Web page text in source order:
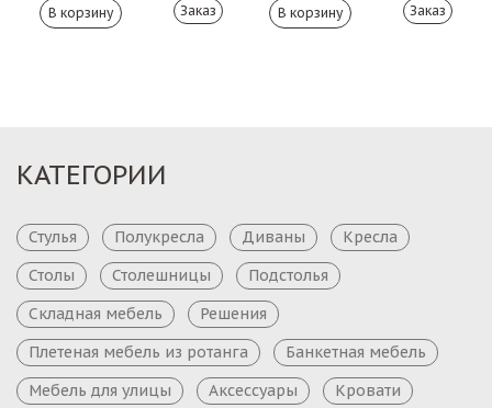
Заказ Заказ
КАТЕГОРИИ
Стулья Полукресла Диваны
Кресла
Столы
Столешницы
Подстолья
Складная мебель
Решения
Плетеная мебель из ротанга
Банкетная мебель
Мебель для улицы
Аксессуары Кровати